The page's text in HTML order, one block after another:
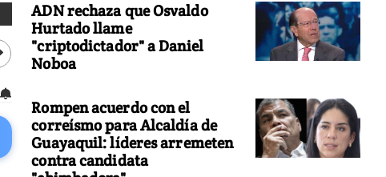
ADN rechaza que Osvaldo
Hurtado llame
"criptodictador" a Daniel
Noboa
Rompen acuerdo con el
correísmo para Alcaldía de
Guayaquil: líderes arremeten
contra candidata